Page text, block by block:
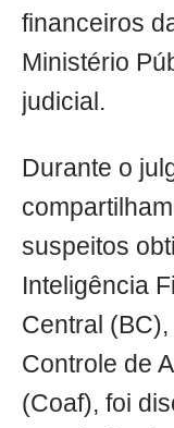
financeiros
Ministério
judicial.
Durante o
suspeitos
Inteligência
Central
Controle de
(Coaf), foi